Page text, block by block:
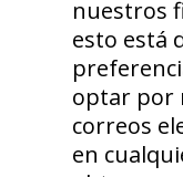
nuestros
esto está
optar por
correos
en